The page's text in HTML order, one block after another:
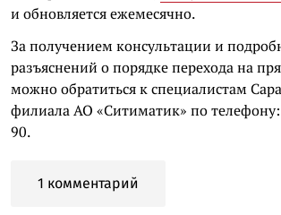
и обновляется ежемесячно.
За получением консультации и
разъяснений о порядке перехода на
можно обратиться к специалистам
филиала АО «Ситиматик» по
90.
1 комментарий